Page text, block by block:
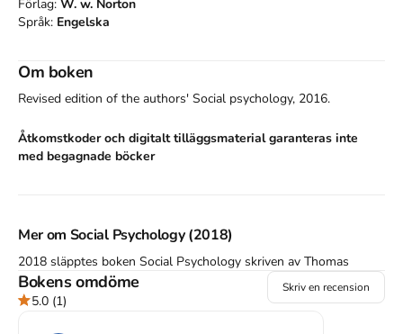
Förlag: W. w. Norton
Språk: Engelska
Om boken
Revised edition of the authors' Social psychology, 2016.
Åtkomstkoder och digitalt tilläggsmaterial garanteras inte
med begagnade böcker
Mer om Social Psychology (2018)
2018 släpptes boken Social Psychology skriven av Thomas
Gilovich,Dacher Keltner Richard E. Nisbett Den
skriven på engelska
Förlaget bakom
Bokens omdöme
5.0 (1)
Skriv en recension